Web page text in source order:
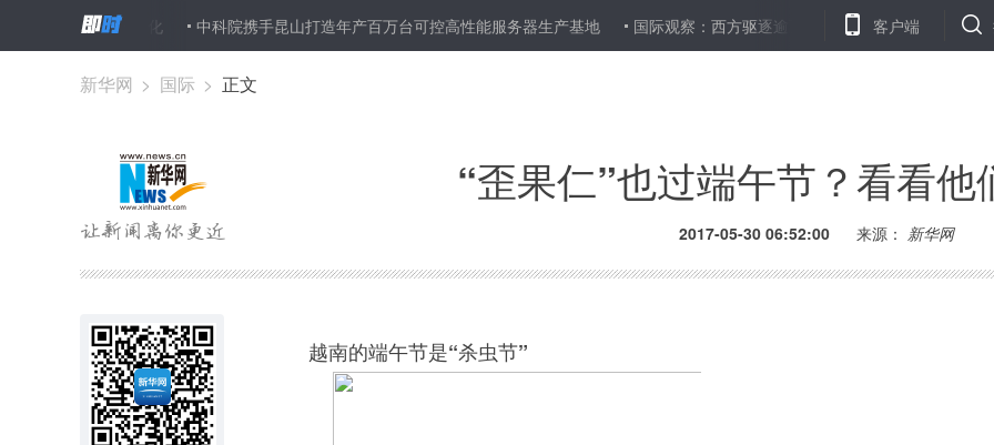
避免珊瑚白化 中科院携手昆山打造年产百万台可控高性能服务器生产基地 国际观察：西方驱逐逾百名俄外交官 掀新一轮对抗 姜
客户端
新华网 > 国际 > 正文
“歪果仁”也过端午节？看看他
2017-05-30 06:52:00 来源： 新华网
越南的端午节是“杀虫节”